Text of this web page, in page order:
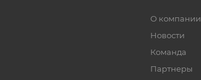
О компании
Новости
Команда
Партнеры